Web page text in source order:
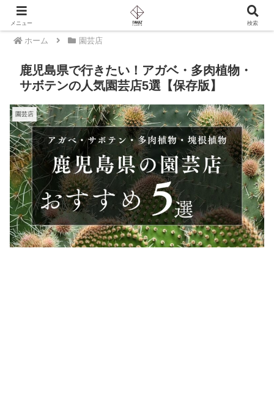
PR
ホーム 園芸店
鹿児島県で行きたい！アガベ・多肉植物・
サボテンの人気園芸店5選【保存版】
園芸店
メニュー 検索